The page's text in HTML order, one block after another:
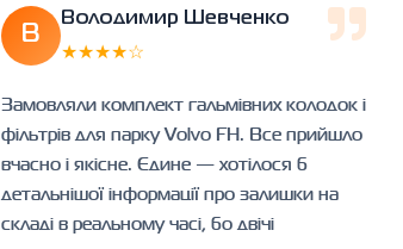
В
Володимир Шевченко
★★★★☆
Замовляли комплект гальмівних колодок і
фільтрів для парку Volvo FH. Все прийшло
вчасно і якісне. Єдине — хотілося б
детальнішої інформації про залишки на
складі в реальному часі, бо двічі